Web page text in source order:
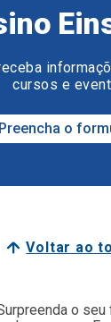
cursos e
Preencha o
Voltar ao
o seu